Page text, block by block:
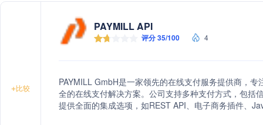
+比较
PAYMILL API
评分 35/100 4
PAYMILL GmbH是一家领先的在线支付服务提供商，
全的在线支付解决方案。公司支持多种支付方式，包括
提供全面的集成选项，如REST API、电子商务插件、